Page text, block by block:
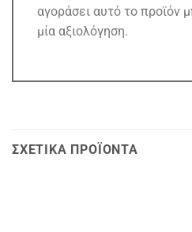
αγοράσει αυτό το προϊόν
μία αξιολόγηση.
ΣΧΕΤΙΚΆ ΠΡΟΪΌΝΤΑ